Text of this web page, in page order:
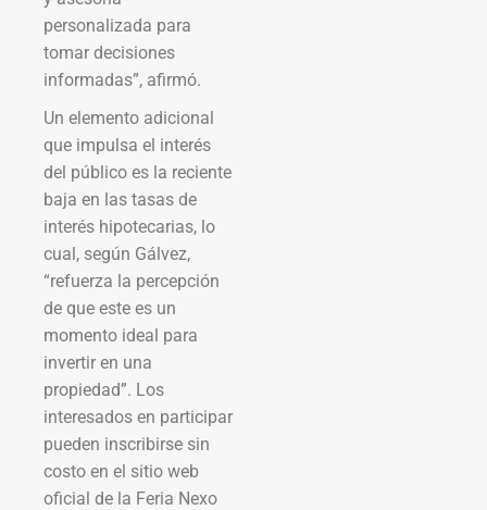
personalizada para
tomar decisiones
informadas”, afirmó.
Un elemento adicional
que impulsa el interés
del público es la reciente
baja en las tasas de
interés hipotecarias, lo
cual, según Gálvez,
“refuerza la percepción
de que este es un
momento ideal para
invertir en una
propiedad”. Los
interesados en participar
pueden inscribirse sin
costo en el sitio web
oficial de la Feria Nexo